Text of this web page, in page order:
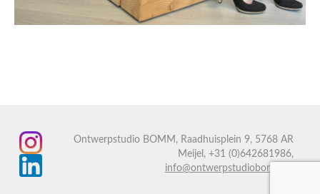
Ontwerpstudio BOMM, Raadhuisplein 9, 5768 AR
Meijel, +31 (0)642681986,
info@ontwerpstudiobomm.nl